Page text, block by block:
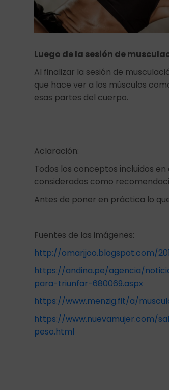
Luego de la sesión de
Al finalizar la sesión de
que hace ver a los músculos
esas partes del cuerpo.
Aclaración:
Todos los conceptos incluidos
considerados como
Antes de poner en práctica lo
Fuentes de las imágenes:
http://omarjjoo.blogspot.com/
https://andina.pe/agencia/
para-triunfar-680069.aspx
https://www.menzig.fit/a/
https://www.nuevamujer.com/
peso.html